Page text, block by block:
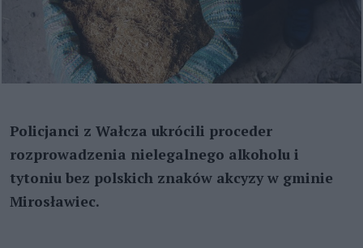
Policjanci z Wałcza ukrócili proceder
rozprowadzenia nielegalnego alkoholu i
tytoniu bez polskich znaków akcyzy w gminie
Mirosławiec.